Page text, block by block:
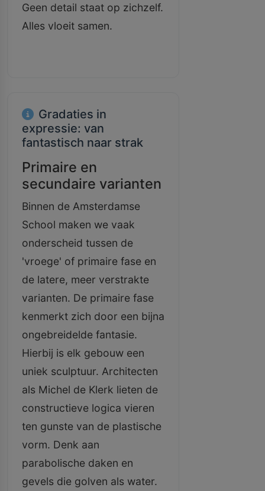
Geen detail staat op zichzelf.
Alles vloeit samen.
Gradaties in
expressie: van
fantastisch naar strak
Primaire en
secundaire varianten
Binnen de Amsterdamse
School maken we vaak
onderscheid tussen de
'vroege' of primaire fase en
de latere, meer verstrakte
varianten. De primaire fase
kenmerkt zich door een bijna
ongebreidelde fantasie.
Hierbij is elk gebouw een
uniek sculptuur. Architecten
als Michel de Klerk lieten de
constructieve logica vieren
ten gunste van de plastische
vorm. Denk aan
parabolische daken en
gevels die golven als water.